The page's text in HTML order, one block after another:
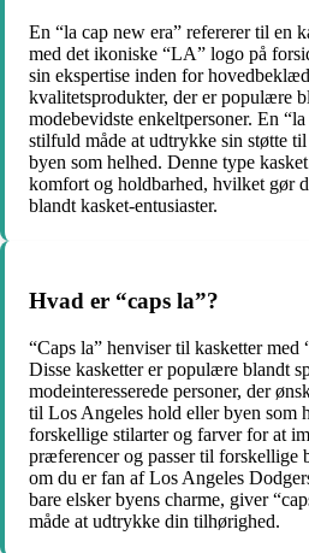
En “la cap new era” refererer til en
med det ikoniske “LA” logo på
sin ekspertise inden for
kvalitetsprodukter, der er populære
modebevidste enkeltpersoner. En
stilfuld måde at udtrykke sin støtte
byen som helhed. Denne type
komfort og holdbarhed, hvilket gør
blandt kasket-entusiaster.
Hvad er “caps la”?
“Caps la” henviser til kasketter
Disse kasketter er populære blandt
modeinteresserede personer, der
til Los Angeles hold eller byen som
forskellige stilarter og farver for at
præferencer og passer til forskellige
om du er fan af Los Angeles
bare elsker byens charme, giver
måde at udtrykke din tilhørighed.